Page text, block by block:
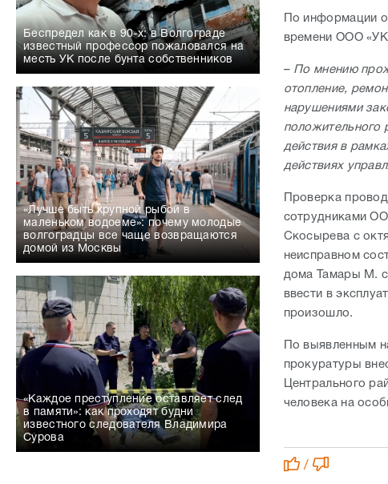
Беспредел как в 90-х: в Волгограде
известный профессор пожаловался на
месть УК после бунта собственников
«Лучше быть крупной рыбой в
маленьком водоеме»: почему молодые
волгоградцы все чаще возвращаются
домой из Москвы
«Каждое преступление оставляет след
в памяти»: как проходят будни
известного следователя Владимира
Сурова
По информации
времени ООО
– По мнению
отопление,
нарушениями
положительного
действия в
действиях
Проверка
сотрудниками
Скосырева с
неисправном
дома Тамары М.
ввести в
произошло.
По выявленным
прокуратуры
Центрального
человека на
/